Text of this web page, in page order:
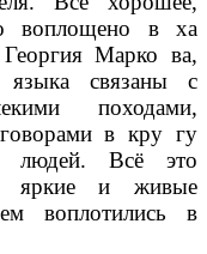
воплощено в ха
Георгия Марко ва,
языка связаны с
походами,
в кру гу
людей. Всё это
яркие и живые
воплотились в